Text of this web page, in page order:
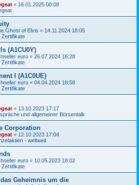
« 16.01.2025 00:08
Ghost of Elvis « 14.11.2024 18:05
Zertifikate
(A1CU0Y)
euro « 26.07.2024 16:28
Zertifikate
I (A1C0UE)
euro « 04.04.2024 18:58
Zertifikate
« 13.10.2023 17:17
und allgemeiner Börsentalk
Corporation
« 12.10.2023 17:04
- weltweit
euro « 10.05.2023 18:02
Zertifikate
Geheimnis um die